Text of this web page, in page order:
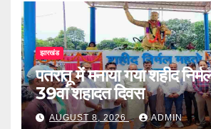
झारखंड
पतरातू में मनाया गया शहीद
39वां शहादत दिवस
AUGUST 8, 2026 ADMIN